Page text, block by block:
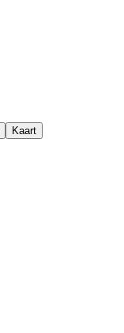
Kaart